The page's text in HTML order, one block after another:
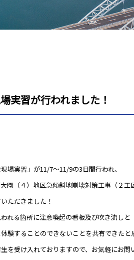
実習が行われました！
実習」が11/7～11/9の3日間行われ、
園（４）地区急傾斜地崩壊対策工事（２工
ただきました！
れる箇所に注意喚起の看板及び吹き流しと
することのできないことを共有できたと
受け入れておりますので、お気軽にお問